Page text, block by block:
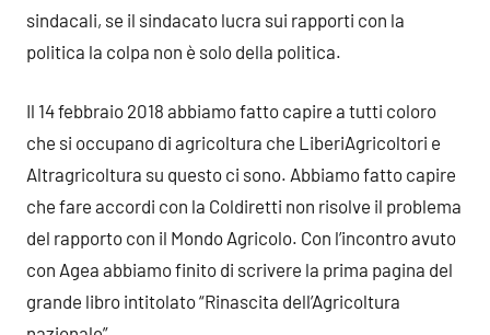
sindacali, se il sindacato lucra sui rapporti con la
politica la colpa non è solo della politica.
Il 14 febbraio 2018 abbiamo fatto capire a tutti coloro
che si occupano di agricoltura che LiberiAgricoltori e
Altragricoltura su questo ci sono. Abbiamo fatto capire
che fare accordi con la Coldiretti non risolve il problema
del rapporto con il Mondo Agricolo. Con l’incontro avuto
con Agea abbiamo finito di scrivere la prima pagina del
grande libro intitolato “Rinascita dell’Agricoltura